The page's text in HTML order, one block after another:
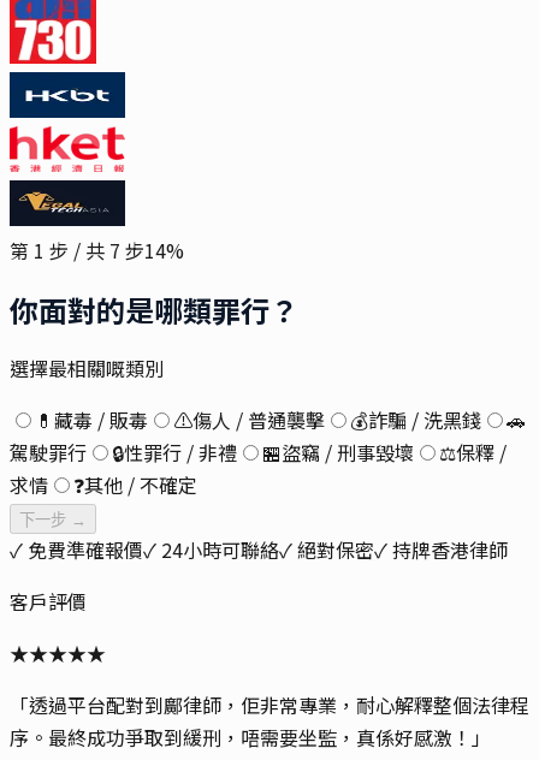
第 1 步 / 共 7 步14%
你面對的是哪類罪行？
選擇最相關嘅類別
💊 藏毒 / 販毒 ⚠️傷人 / 普通襲擊 💰詐騙 / 洗黑錢
🚗
駕駛罪行
🔒性罪行 / 非禮 🏪盜竊 / 刑事毀壞 ⚖️保釋 /
求情
❓其他 / 不確定
下一步 →
✓ 免費準確報價✓ 24小時可聯絡✓ 絕對保密✓ 持牌香港律師
客戶評價
★★★★★
「透過平台配對到鄺律師，佢非常專業，耐心解釋整個法律程
序。最終成功爭取到緩刑，唔需要坐監，真係好感激！ 」